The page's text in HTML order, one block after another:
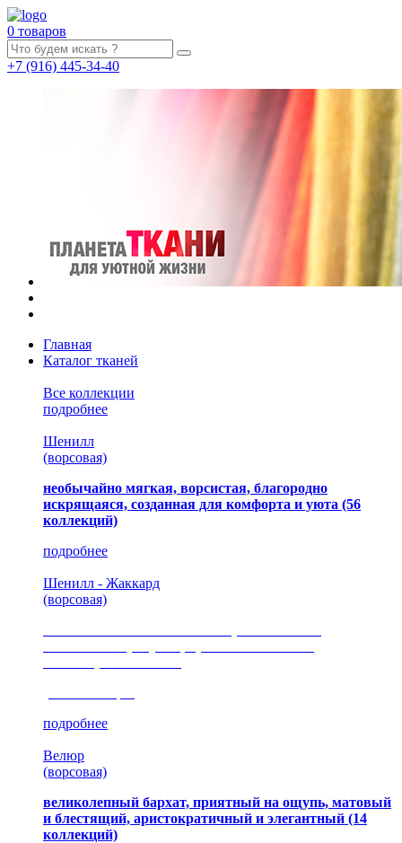
0 товаров
+7 (916) 445-34-40
Главная
Каталог тканей
Все коллекции
подробнее
Шенилл
(ворсовая)
необычайно мягкая, ворсистая, благородно
искрящаяся, созданная для комфорта и уюта (56
коллекций)
подробнее
Шенилл - Жаккард
(ворсовая)
подробнее
Велюр
(ворсовая)
великолепный бархат, приятный на ощупь, матовый
и блестящий, аристократичный и элегантный (14
коллекций)